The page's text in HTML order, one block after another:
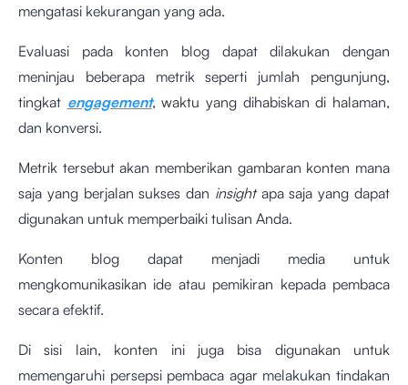
mengatasi kekurangan yang ada.
Evaluasi pada konten blog dapat dilakukan dengan
meninjau beberapa metrik seperti jumlah pengunjung,
tingkat engagement, waktu yang dihabiskan di halaman,
dan konversi.
Metrik tersebut akan memberikan gambaran konten mana
saja yang berjalan sukses dan insight apa saja yang dapat
digunakan untuk memperbaiki tulisan Anda.
Konten blog dapat menjadi media untuk
mengkomunikasikan ide atau pemikiran kepada pembaca
secara efektif.
Di sisi lain, konten ini juga bisa digunakan untuk
memengaruhi persepsi pembaca agar melakukan tindakan